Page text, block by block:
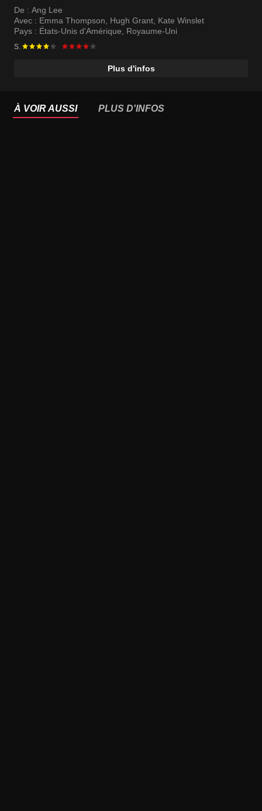
De : Ang Lee
Avec : Emma Thompson, Hugh Grant, Kate Winslet
Pays : États-Unis d'Amérique, Royaume-Uni
S.
Plus d'infos
À VOIR AUSSI PLUS D'INFOS